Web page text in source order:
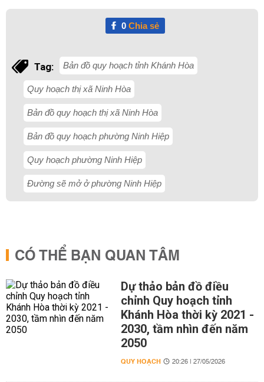
0Chia sẻ
Tag: Bản đồ quy hoạch tỉnh Khánh Hòa
Quy hoạch thị xã Ninh Hòa
Bản đồ quy hoạch thị xã Ninh Hòa
Bản đồ quy hoạch phường Ninh Hiệp
Quy hoạch phường Ninh Hiệp
Đường sẽ mở ở phường Ninh Hiệp
CÓ THỂ BẠN QUAN TÂM
Dự thảo bản đồ điều
chỉnh Quy hoạch tỉnh
Khánh Hòa thời kỳ 2021 -
2030, tầm nhìn đến năm
2050
QUY HOẠCH 20:26 | 27/05/2026